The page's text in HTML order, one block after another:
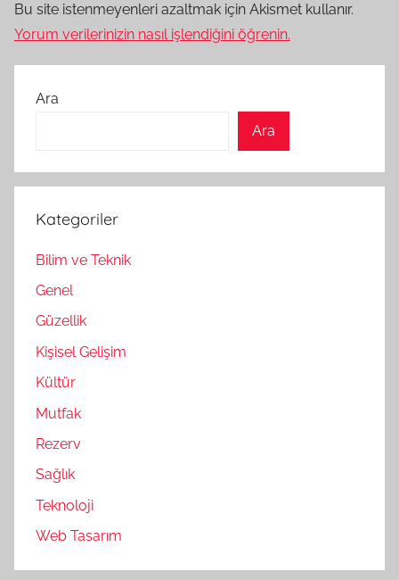
Bu site istenmeyenleri azaltmak için Akismet kullanır.
Yorum verilerinizin nasıl işlendiğini öğrenin.
Ara
Ara
Kategoriler
Bilim ve Teknik
Genel
Güzellik
Kişisel Gelişim
Kültür
Mutfak
Rezerv
Sağlık
Teknoloji
Web Tasarım